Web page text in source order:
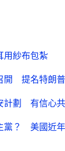
紗布包紮
開 提名特朗
計劃 有信心
黨？ 美國近